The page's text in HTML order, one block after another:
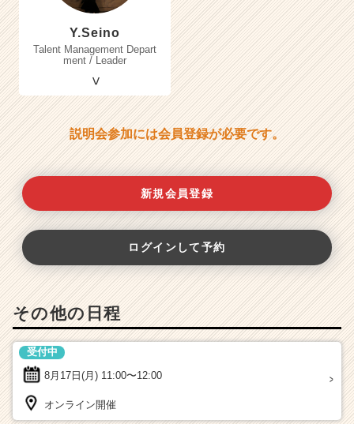
Y.Seino
Talent Management Depart
ment / Leader
説明会参加には会員登録が必要です。
新規会員登録
ログインして予約
その他の日程
8月17日(月) 11:00〜12:00
受付中
オンライン開催